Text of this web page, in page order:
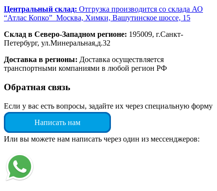
Центральный склад: Отгрузка производится со склада АО
“Атлас Копко” Москва, Химки, Вашутинское шоссе, 15
Склад в Северо-Западном регионе: 195009, г.Санкт-
Петербург, ул.Минеральная,д.32
Доставка в регионы: Доставка осуществляется
транспортными компаниями в любой регион РФ
Обратная связь
Если у вас есть вопросы, задайте их через специальную форму
Написать нам
Или вы можете нам написать через один из мессенджеров: